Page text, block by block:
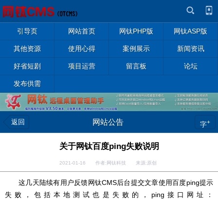
引导页 网站首页 网钛PHP版 网钛ASP版
其他资源 使用心得 案例展示 新闻资讯
好省短剧 项目运营 留言板 论坛
发布供需
返回 网站公告 字+
关于网钛百度ping失败说明
2021-01-16 作者:网钛科技 来源:原创
这几天陆续有用户反馈网钛CMS后台提交文章使用百度ping提示
失败，包括本地测试也是失败的，ping接口网址：